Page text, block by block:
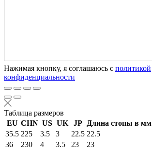
Нажимая кнопку, я соглашаюсь с политикой
конфиденциальности
Таблица размеров
EU CHN US UK JP
Длина стопы в мм
35.5 225 3.5 3 22.5 22.5
36
230 4 3.5 23
23